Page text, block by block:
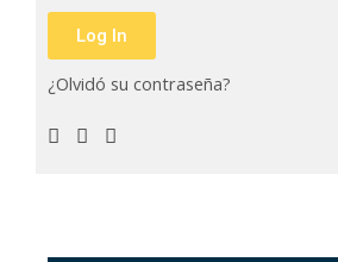
Log In
¿Olvidó su contraseña?